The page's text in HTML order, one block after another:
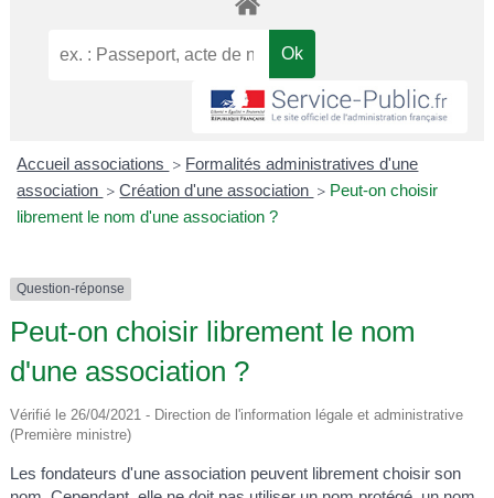
Accueil associations > Formalités administratives d'une
association > Création d'une association > Peut-on choisir
librement le nom d'une association ?
Question-réponse
Peut-on choisir librement le nom
d'une association ?
Vérifié le 26/04/2021 - Direction de l'information légale et administrative
(Première ministre)
Les fondateurs d'une association peuvent librement choisir son